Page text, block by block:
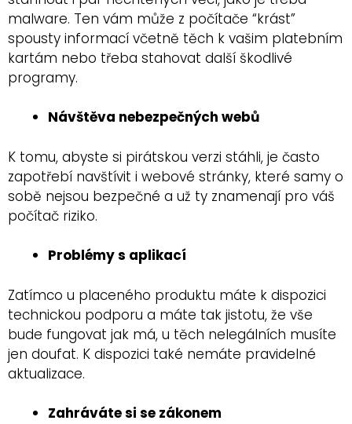
malware. Ten vám může z počítače “krást”
spousty informací včetně těch k vašim platebním
kartám nebo třeba stahovat další škodlivé
programy.
Návštěva nebezpečných webů
K tomu, abyste si pirátskou verzi stáhli, je často
zapotřebí navštívit i webové stránky, které samy o
sobě nejsou bezpečné a už ty znamenají pro váš
počítač riziko.
Problémy s aplikací
Zatímco u placeného produktu máte k dispozici
technickou podporu a máte tak jistotu, že vše
bude fungovat jak má, u těch nelegálních musíte
jen doufat. K dispozici také nemáte pravidelné
aktualizace.
Zahráváte si se zákonem